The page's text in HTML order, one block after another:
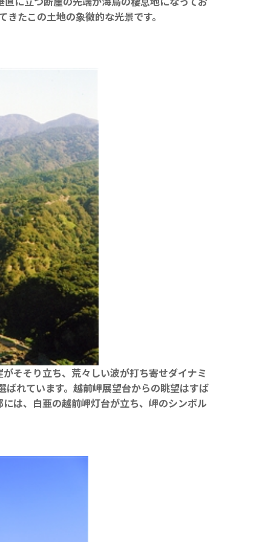
たこの土地の象徴的な光景です。
そそり立ち、荒々しい波が打ち寄せダイナミ
れています。越前岬展望台からの眺望はすば
は、白亜の越前岬灯台が立ち、岬のシンボル